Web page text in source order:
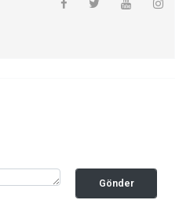
Gönder